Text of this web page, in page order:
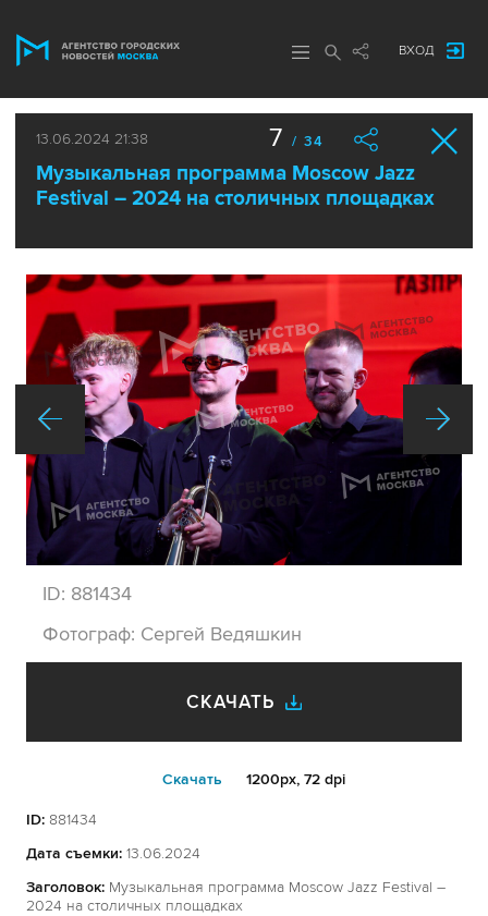
ВХОД
13.06.2024 21:38
Музыкальная программа Moscow Jazz
Festival – 2024 на столичных площадках
7 / 34
ID: 881434
Фотограф: Сергей Ведяшкин
СКАЧАТЬ
Cкачать 1200px, 72 dpi
ID: 881434
Дата съемки: 13.06.2024
Заголовок: Музыкальная программа Moscow Jazz Festival –
2024 на столичных площадках